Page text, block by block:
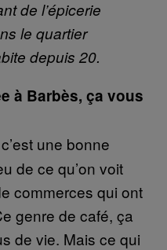
de l’épicerie
le quartier
depuis 20.
à Barbès, ça vous
une bonne
de ce qu’on voit
commerces qui ont
genre de café, ça
de vie. Mais ce qui